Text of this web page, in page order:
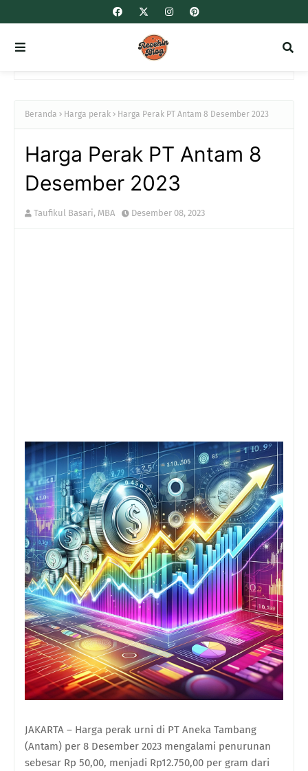
Beranda Harga perak Harga Perak PT Antam 8 Desember 2023
Harga Perak PT Antam 8
Desember 2023
Taufikul Basari, MBA Desember 08, 2023
JAKARTA – Harga perak urni di PT Aneka Tambang
(Antam) per 8 Desember 2023 mengalami penurunan
sebesar Rp 50,00, menjadi Rp12.750,00 per gram dari